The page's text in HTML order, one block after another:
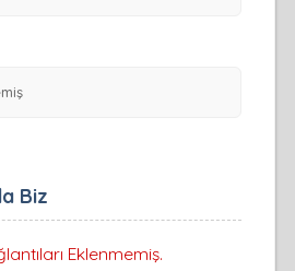
Biz
Eklenmemiş.